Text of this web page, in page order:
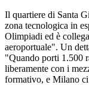
Il quartiere di Santa
zona tecnologica in
Olimpiadi ed è
aeroportuale". Un
"Quando porti 1.500
liberamente con i
formativo, e Milano